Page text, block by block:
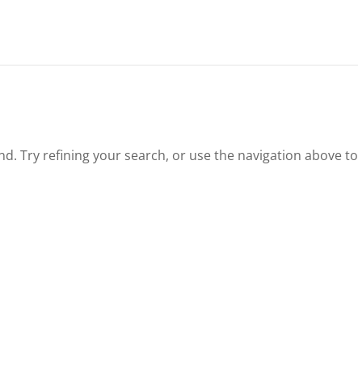
Try refining your search, or use the navigation above to